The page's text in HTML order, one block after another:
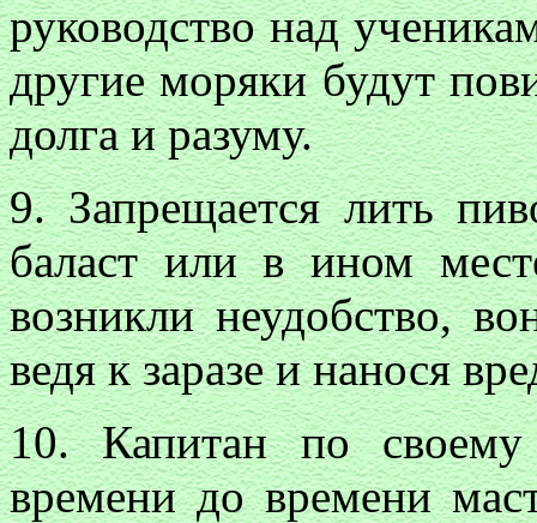
руководство над
другие моряки будут
долга и разуму.
9. Запрещается лить
баласт или в ином
возникли неудобство,
ведя к заразе и нанося
10. Капитан по своему
времени до времени